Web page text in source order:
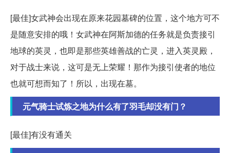
[最佳]女武神会出现在原来花园墓碑的位置，这个地方可不
是随意安排的哦！女武神在阿斯加德的任务就是负责接引
地球的英灵，也即是那些英雄善战的亡灵，进入英灵殿，
对于战士来说，这可是无上荣耀！那作为接引使者的地位
也就可想而知了！所以，出现在墓。
元气骑士试炼之地为什么有了羽毛却没有门？
[最佳]有没有通关